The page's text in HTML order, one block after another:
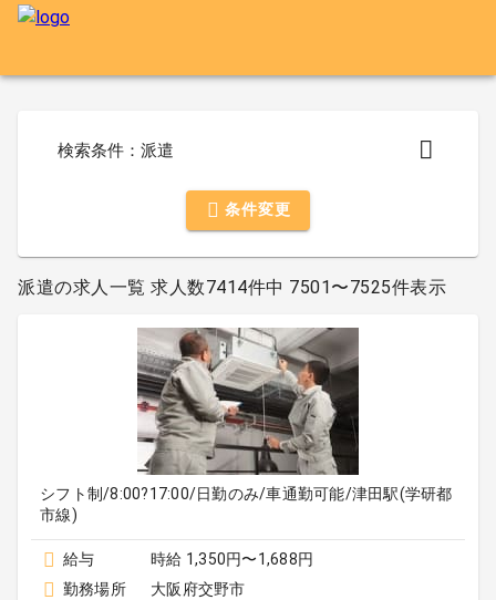
検索条件：派遣
条件変更
派遣の求人一覧 求人数7414件中 7501〜7525件表示
シフト制/8:00?17:00/日勤のみ/車通勤可能/津田駅(学研都
市線)
給与
時給 1,350円〜1,688円
勤務場所
大阪府交野市